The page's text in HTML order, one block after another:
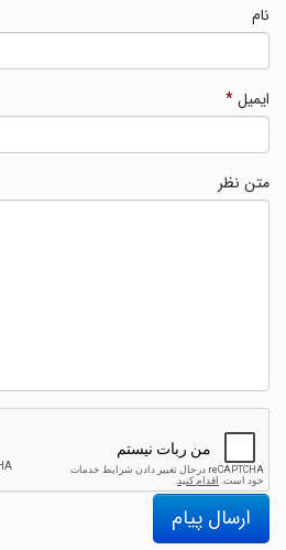
ایمیل*
متن نظر
ارسال پیام